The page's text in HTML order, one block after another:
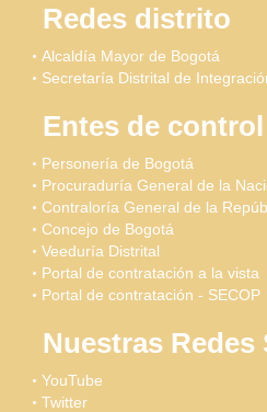
Redes distrito
Alcaldía Mayor de Bogotá
Secretaría Distrital de
Entes de control
Personería de Bogotá
Procuraduría General de la
Contraloría General de la
Concejo de Bogotá
Veeduría Distrital
Portal de contratación a la vista
Portal de contratación - SECOP
Nuestras Redes
YouTube
Twitter